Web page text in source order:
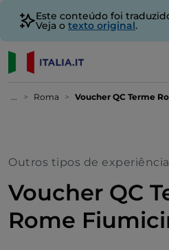
Este conteúdo foi
Veja o texto original.
... Roma Voucher QC Terme
Outros tipos de
Voucher QC
Rome